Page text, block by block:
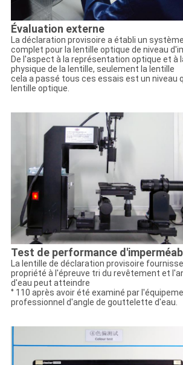
Évaluation externe
La déclaration provisoire a établi un
complet pour la lentille optique de niveau
De l'aspect à la représentation optique et à
physique de la lentille, seulement la lentille
cela a passé tous ces essais est un niveau
lentille optique.
Test de performance
La lentille de déclaration provisoire
propriété à l'épreuve tri du revêtement et
d'eau peut atteindre
° 110 après avoir été examiné par
professionnel d'angle de gouttelette d'eau.